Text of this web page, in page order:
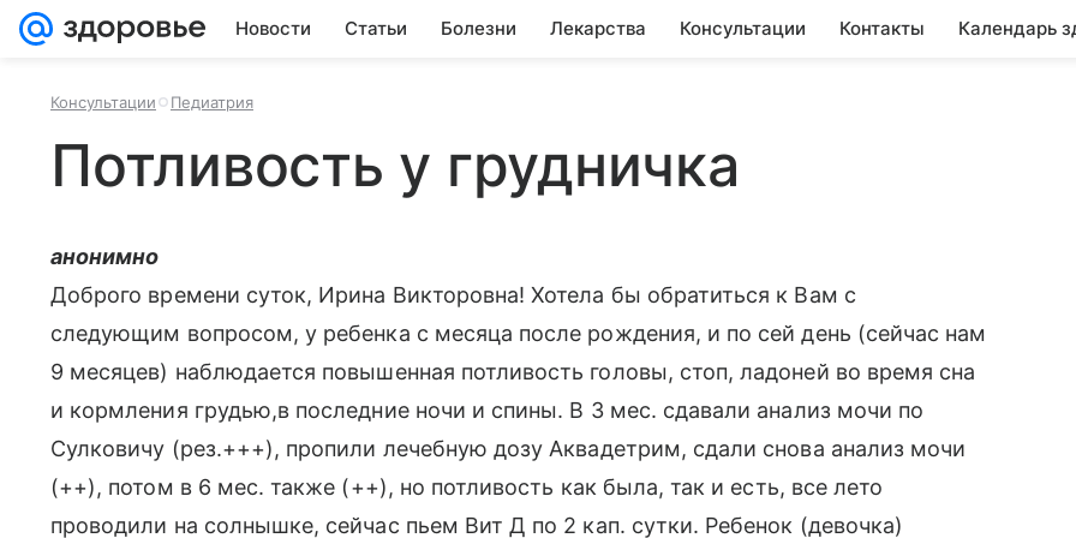
Новости Статьи Болезни Лекарства Консультации Контакты Календарь
Консультации Педиатрия
Потливость у грудничка
анонимно
Доброго времени суток, Ирина Викторовна! Хотела бы обратиться к Вам с
следующим вопросом, у ребенка с месяца после рождения, и по сей день (сейчас нам
9 месяцев) наблюдается повышенная потливость головы, стоп, ладоней во время сна
и кормления грудью,в последние ночи и спины. В 3 мес. сдавали анализ мочи по
Сулковичу (рез.+++), пропили лечебную дозу Аквадетрим, сдали снова анализ мочи
(++), потом в 6 мес. также (++), но потливость как была, так и есть, все лето
проводили на солнышке, сейчас пьем Вит Д по 2 кап. сутки. Ребенок (девочка)